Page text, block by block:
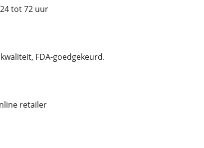
tot 72 uur
FDA-goedgekeurd.
retailer